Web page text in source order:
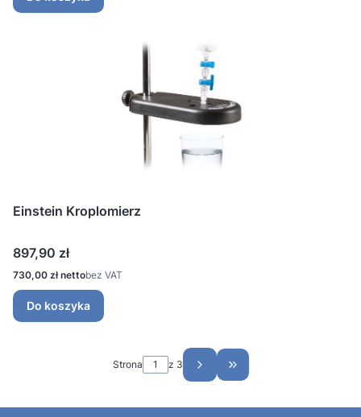
Einstein Kroplomierz
Cena
897,90 zł
Cena
730,00 zł bez VAT
Do koszyka
Strona z 3 Przejdź do ostatniej